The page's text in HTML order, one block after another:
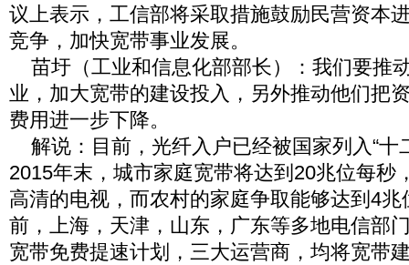
议上表示，工信部将采取措施鼓励民营资本
竞争，加快宽带事业发展。
苗圩（工业和信息化部部长）：我们要推
业，加大宽带的建设投入，另外推动他们把
费用进一步下降。
解说：目前，光纤入户已经被国家列入“十
2015年末，城市家庭宽带将达到20兆位每秒
高清的电视，而农村的家庭争取能够达到4
前，上海，天津，山东，广东等多地电信部
宽带免费提速计划，三大运营商，均将宽带